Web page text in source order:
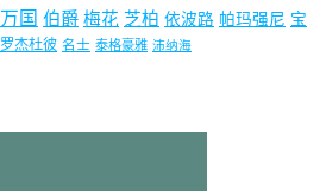
万国 伯爵 梅花 芝柏 依波路 帕玛强尼 宝
罗杰杜彼 名士 泰格豪雅 沛纳海